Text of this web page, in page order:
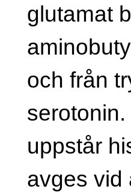
glutamat
och från
uppstår
avges vid